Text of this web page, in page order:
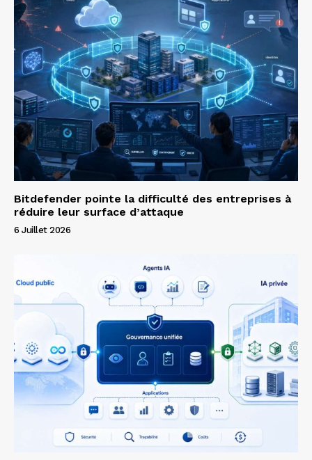
Bitdefender pointe la difficulté des entreprises à
réduire leur surface d’attaque
6 Juillet 2026